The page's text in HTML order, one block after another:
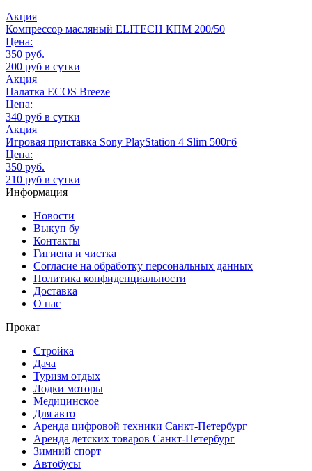
Акция
Компрессор масляный ELITECH КПМ 200/50
Цена:
350 руб.
200 руб в сутки
Акция
Палатка ECOS Breeze
Цена:
340 руб в сутки
Акция
Игровая приставка Sony PlayStation 4 Slim 500гб
Цена:
350 руб.
210 руб в сутки
Информация
Новости
Выкуп бу
Контакты
Гигиена и чистка
Согласие на обработку персональных данных
Политика конфиденциальности
Доставка
О нас
Прокат
Стройка
Дача
Туризм отдых
Лодки моторы
Медицинское
Для авто
Аренда цифровой техники Санкт-Петербург
Аренда детских товаров Санкт-Петербург
Зимний спорт
Автобусы